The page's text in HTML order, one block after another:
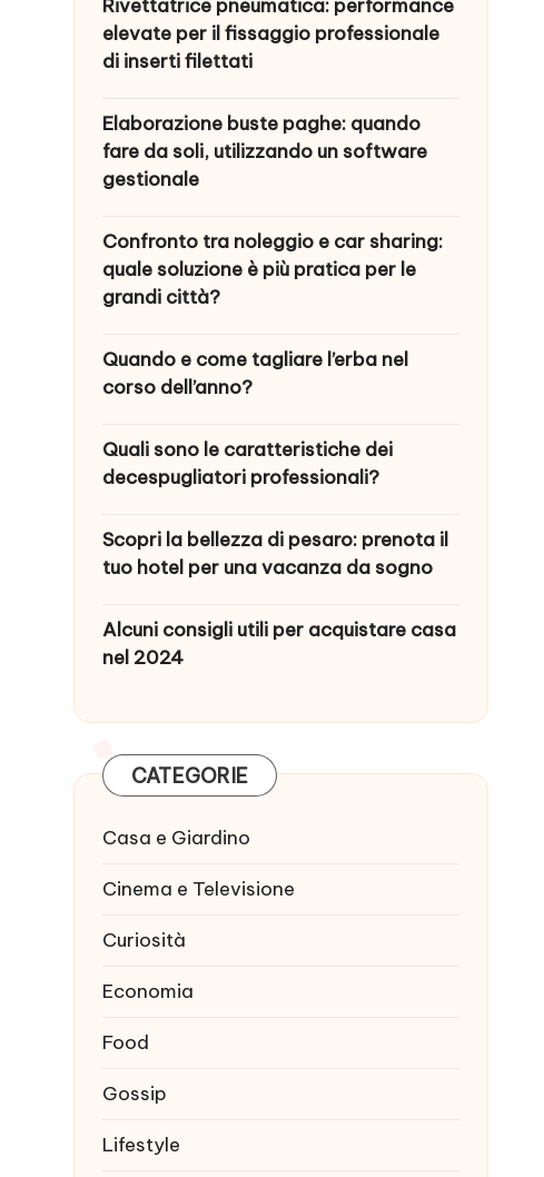
Rivettatrice pneumatica: performance
elevate per il fissaggio professionale
di inserti filettati
Elaborazione buste paghe: quando
fare da soli, utilizzando un software
gestionale
Confronto tra noleggio e car sharing:
quale soluzione è più pratica per le
grandi città?
Quando e come tagliare l’erba nel
corso dell’anno?
Quali sono le caratteristiche dei
decespugliatori professionali?
Scopri la bellezza di pesaro: prenota il
tuo hotel per una vacanza da sogno
Alcuni consigli utili per acquistare casa
nel 2024
CATEGORIE
Casa e Giardino
Cinema e Televisione
Curiosità
Economia
Food
Gossip
Lifestyle